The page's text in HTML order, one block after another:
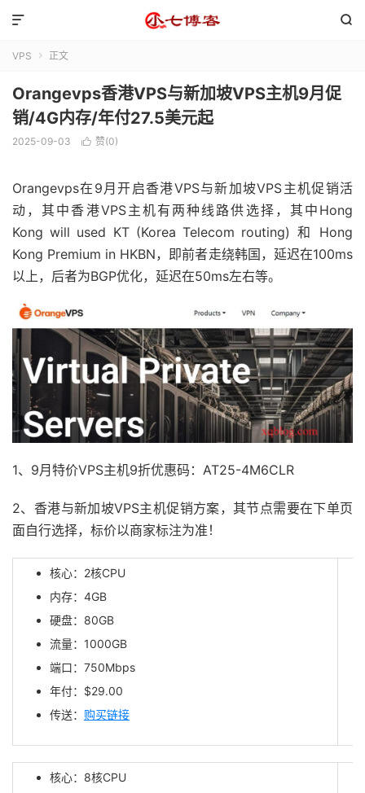


VPS  正文
Orangevps香港VPS与新加坡VPS主机9月促
销/4G内存/年付27.5美元起
2025-09-03  赞(0)
Orangevps在9月开启香港VPS与新加坡VPS主机促销活
动，其中香港VPS主机有两种线路供选择，其中Hong
Kong will used KT (Korea Telecom routing) 和 Hong
Kong Premium in HKBN，即前者走绕韩国，延迟在100ms
以上，后者为BGP优化，延迟在50ms左右等。
1、9月特价VPS主机9折优惠码：AT25-4M6CLR
2、香港与新加坡VPS主机促销方案，其节点需要在下单页
面自行选择，标价以商家标注为准！
核心：2核CPU
内存：4GB
硬盘：80GB
流量：1000GB
端口：750Mbps
年付：$29.00
传送： 购买链接
核心：8核CPU